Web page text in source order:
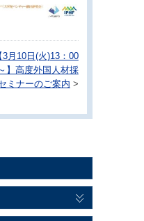
3月10日(火)13：00
】高度外国人材採
ミナーのご案内 >